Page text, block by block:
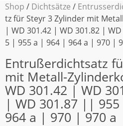
Shop / Dichtsätze /
tz für Steyr 3 Zylinder mit
| WD 301.42 | WD 301.82 |
5 | 955 a | 964 | 964 a | 970 |
Entrußerdichtsatz
mit Metall-
WD 301.42 | WD
| WD 301.87 ||
964 a | 970 | 970 a